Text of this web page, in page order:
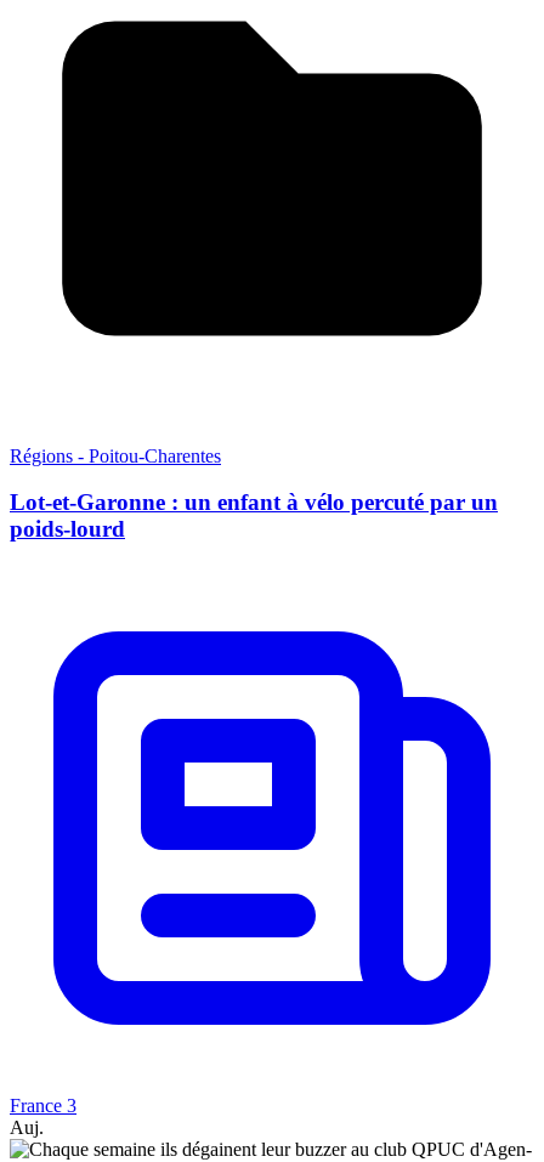
Régions - Poitou-Charentes
Lot-et-Garonne : un enfant à vélo percuté par un
poids-lourd
France 3
Auj.